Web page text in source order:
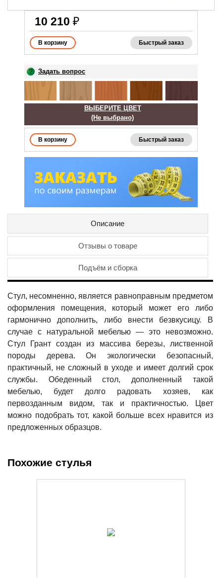
10 210 ₽
Быстрый заказ
Задать вопрос
ВЫБЕРИТЕ ЦВЕТ
(Не выбрано)
Быстрый заказ
Описание
Отзывы о товаре
Подъём и сборка
Стул, несомненно, является равноправным предметом
оформления помещения, который может его либо
гармонично дополнить, либо внести безвкусицу. В
случае с натуральной мебелью — это невозможно.
Стул Грант создан из массива березы, лиственной
породы дерева. Он экологически безопасный,
практичный, не сложный в уходе и имеет долгий срок
службы. Обеденный стол, дополненный такой
мебелью, будет долго радовать хозяев, как
первозданным видом, так и практичностью. Цвет
можно подобрать тот, какой больше всех нравится из
предложенных образцов.
Похожие стулья